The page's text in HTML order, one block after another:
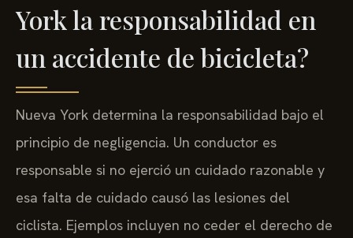
York la responsabilidad en
un accidente de bicicleta?
Nueva York determina la responsabilidad bajo el
principio de negligencia. Un conductor es
responsable si no ejerció un cuidado razonable y
esa falta de cuidado causó las lesiones del
ciclista. Ejemplos incluyen no ceder el derecho de